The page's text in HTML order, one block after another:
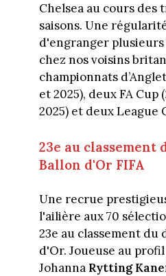
Chelsea au cours des
saisons. Une
d'engranger
chez nos voisins
championnats
et 2025), deux FA Cup
2025) et deux League
23e au classement
Ballon d'Or FIFA
Une recrue
l'ailière aux 70
23e au classement du
d'Or. Joueuse au
Johanna Rytting